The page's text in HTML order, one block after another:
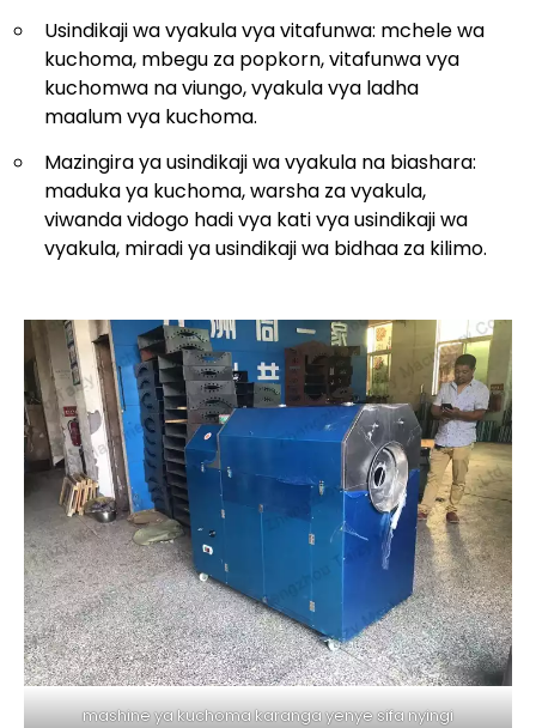
Usindikaji wa vyakula vya vitafunwa: mchele wa
kuchoma, mbegu za popkorn, vitafunwa vya
kuchomwa na viungo, vyakula vya ladha
maalum vya kuchoma.
Mazingira ya usindikaji wa vyakula na biashara:
maduka ya kuchoma, warsha za vyakula,
viwanda vidogo hadi vya kati vya usindikaji wa
vyakula, miradi ya usindikaji wa bidhaa za kilimo.
mashine ya kuchoma karanga yenye sifa nyingi